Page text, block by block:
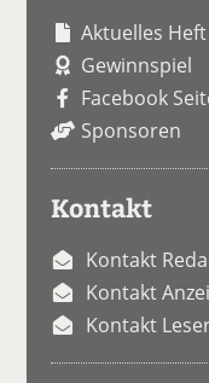
Aktuelles
Gewinnspiel
Facebook
Sponsoren
Kontakt
Kontakt
Kontakt
Kontakt